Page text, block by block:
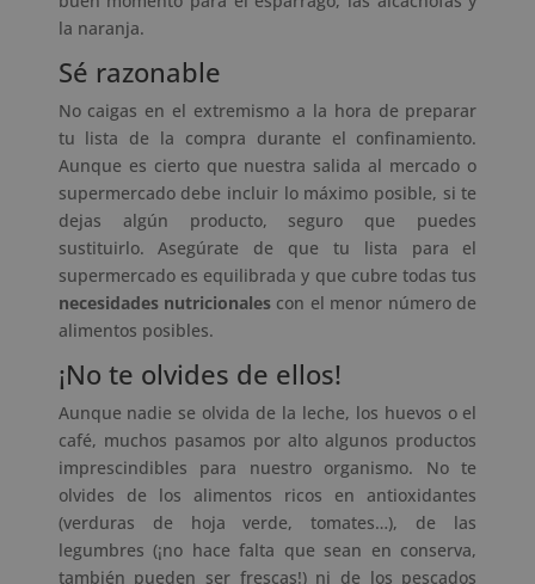
la naranja.
Sé razonable
No caigas en el extremismo a la hora de preparar
tu lista de la compra durante el confinamiento.
Aunque es cierto que nuestra salida al mercado o
supermercado debe incluir lo máximo posible, si te
dejas algún producto, seguro que puedes
sustituirlo. Asegúrate de que tu lista para el
supermercado es equilibrada y que cubre todas tus
necesidades nutricionales con el menor número de
alimentos posibles.
¡No te olvides de ellos!
Aunque nadie se olvida de la leche, los huevos o el
café, muchos pasamos por alto algunos productos
imprescindibles para nuestro organismo. No te
olvides de los alimentos ricos en antioxidantes
(verduras de hoja verde, tomates…), de las
legumbres (¡no hace falta que sean en conserva,
también pueden ser frescas!) ni de los pescados